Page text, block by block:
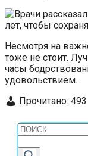
Несмотря на
тоже не стоит.
часы
удовольствием.
Прочитано: 493